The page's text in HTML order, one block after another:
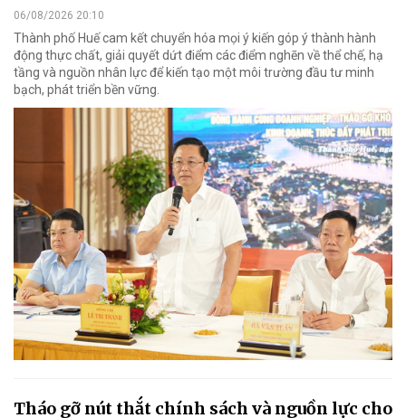
06/08/2026 20:10
Thành phố Huế cam kết chuyển hóa mọi ý kiến góp ý thành hành
động thực chất, giải quyết dứt điểm các điểm nghẽn về thể chế, hạ
tầng và nguồn nhân lực để kiến tạo một môi trường đầu tư minh
bạch, phát triển bền vững.
Tháo gỡ nút thắt chính sách và nguồn lực cho